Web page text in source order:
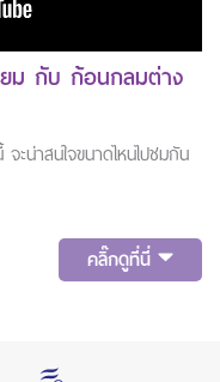
ยม กับ ก้อนกลมต่าง
ะน่าสนใจขนาดไหนไปชมกัน
คลิ๊กดูที่นี่